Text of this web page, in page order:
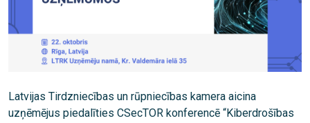
Latvijas Tirdzniecības un rūpniecības kamera aicina
uzņēmējus piedalīties CSecTOR konferencē “Kiberdrošības